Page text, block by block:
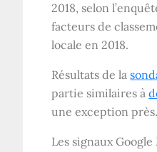
2018, selon
facteurs de
locale en 2018.
Résultats de la
partie similaires à
une exception près.
Les signaux